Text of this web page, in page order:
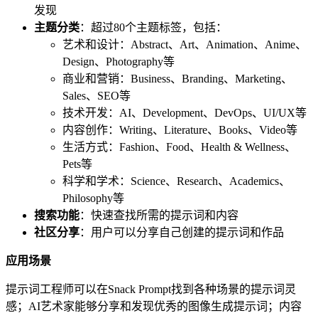
发现
主题分类：超过80个主题标签，包括：
艺术和设计：Abstract、Art、Animation、Anime、
Design、Photography等
商业和营销：Business、Branding、Marketing、
Sales、SEO等
技术开发：AI、Development、DevOps、UI/UX等
内容创作：Writing、Literature、Books、Video等
生活方式：Fashion、Food、Health & Wellness、
Pets等
科学和学术：Science、Research、Academics、
Philosophy等
搜索功能：快速查找所需的提示词和内容
社区分享：用户可以分享自己创建的提示词和作品
应用场景
提示词工程师可以在Snack Prompt找到各种场景的提示词灵
感；AI艺术家能够分享和发现优秀的图像生成提示词；内容